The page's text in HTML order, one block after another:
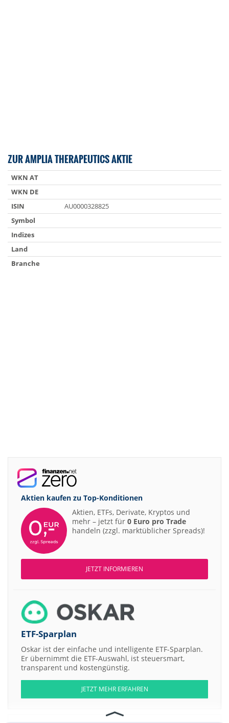
ZUR AMPLIA THERAPEUTICS AKTIE
WKN AT
WKN DE
ISIN
AU0000328825
Symbol
Indizes
Land
Branche
Aktien kaufen zu Top-Konditionen
Aktien, ETFs, Derivate, Kryptos und
mehr – jetzt für 0 Euro pro Trade
handeln (zzgl. marktüblicher Spreads)!
JETZT INFORMIEREN
ETF-Sparplan
Oskar ist der einfache und intelligente ETF-Sparplan.
Er übernimmt die ETF-Auswahl, ist steuersmart,
transparent und kostengünstig.
JETZT MEHR ERFAHREN